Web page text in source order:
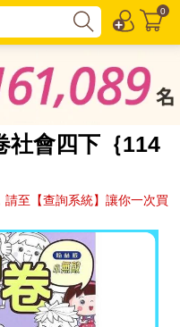
0
社會四下｛114
至【查詢系統】讓你一次買